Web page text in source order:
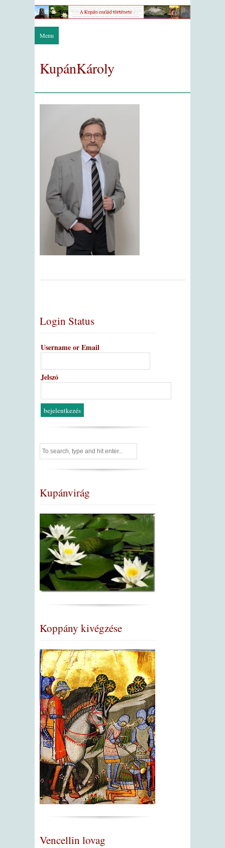
Menu
KupánKároly
Login Status
Username or Email
Jelszó
Kupánvirág
Koppány kivégzése
Vencellin lovag